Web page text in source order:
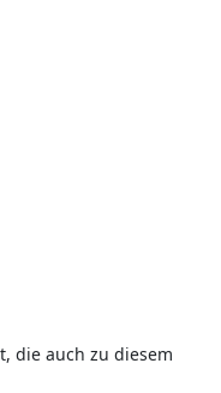
die auch zu diesem